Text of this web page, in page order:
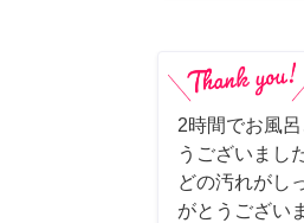
2時間でお風
うございまし
どの汚れがし
がとうござい